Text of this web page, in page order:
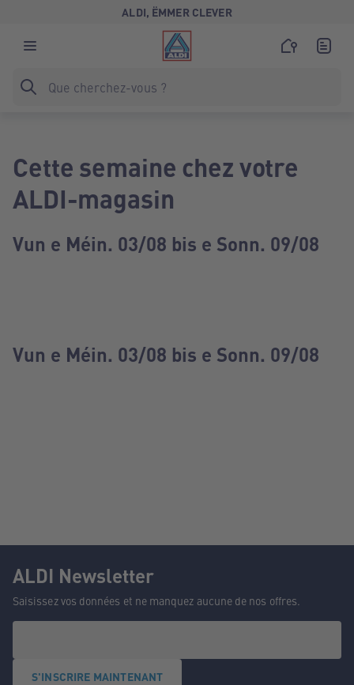
ALDI, ËMMER CLEVER
Cette semaine chez votre
ALDI-magasin
Vun e Méin. 03/08 bis e Sonn. 09/08
Vun e Méin. 03/08 bis e Sonn. 09/08
ALDI Newsletter
Saisissez vos données et ne manquez aucune de nos offres.
S'INSCRIRE MAINTENANT